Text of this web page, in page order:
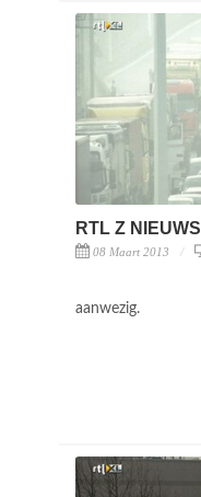
RTL Z NIEUWS
08 Maart 2013
aanwezig.